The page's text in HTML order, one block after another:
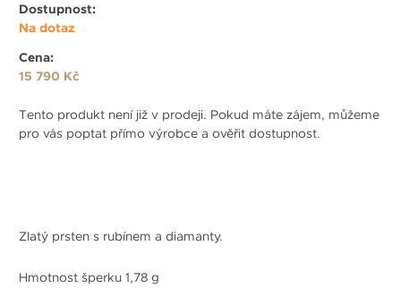
Dostupnost:
Na dotaz
Cena:
15 790 Kč
Tento produkt není již v prodeji. Pokud máte zájem, můžeme
pro vás poptat přímo výrobce a ověřit dostupnost.
Zlatý prsten s rubínem a diamanty.
Hmotnost šperku 1,78 g